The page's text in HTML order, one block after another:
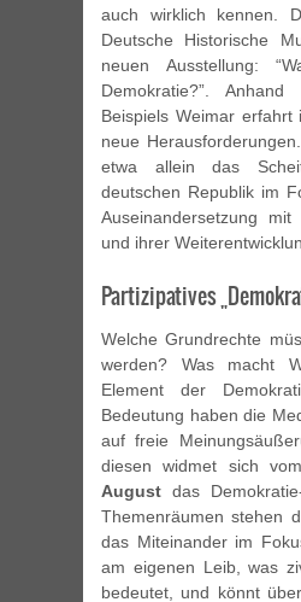
auch wirklich kennen.
Deutsche Historische
neuen Ausstellung:
Demokratie?”.
Beispiels Weimar
neue
etwa allein das
deutschen Republik im
Auseinandersetzung
und ihrer
Partizipatives
Welche Grundrechte
werden? Was macht
Element der
Bedeutung haben die
auf freie
diesen widmet sich
August das
Themenräumen stehen
das Miteinander im
am eigenen Leib, was
bedeutet, und könnt